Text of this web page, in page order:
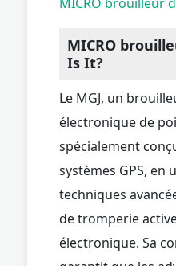
MICRO
Is It?
Le MGJ, un
électronique de
spécialement
systèmes GPS, en
techniques
de tromperie
électronique. Sa